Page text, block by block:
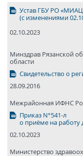
Устав ГБУ РО
(с изменениями
02.10.2023
Минздрав Рязанской
области
Свидетельство о
28.09.2016
Межрайонная ИФНС
Приказ N°541-л
о приёме на работу
02.10.2023
Министерство